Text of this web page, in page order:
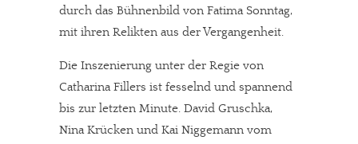
JETZT SPENDEN Schon erledigt!
durch das Bühnenbild von Fatima Sonntag,
mit ihren Relikten aus der Vergangenheit.
Die Inszenierung unter der Regie von
Catharina Fillers ist fesselnd und spannend
bis zur letzten Minute. David Gruschka,
Nina Krücken und Kai Niggemann vom